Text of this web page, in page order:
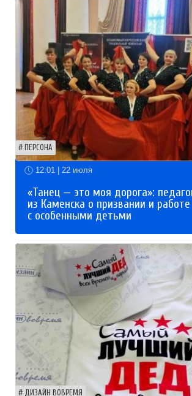
ПЕРСОНА
12:01 | 22 июля
«Танец — это моя дорога»:
из Каменска о призвании и работе
с особенными детьми
ДИЗАЙН ВОВРЕМЯ